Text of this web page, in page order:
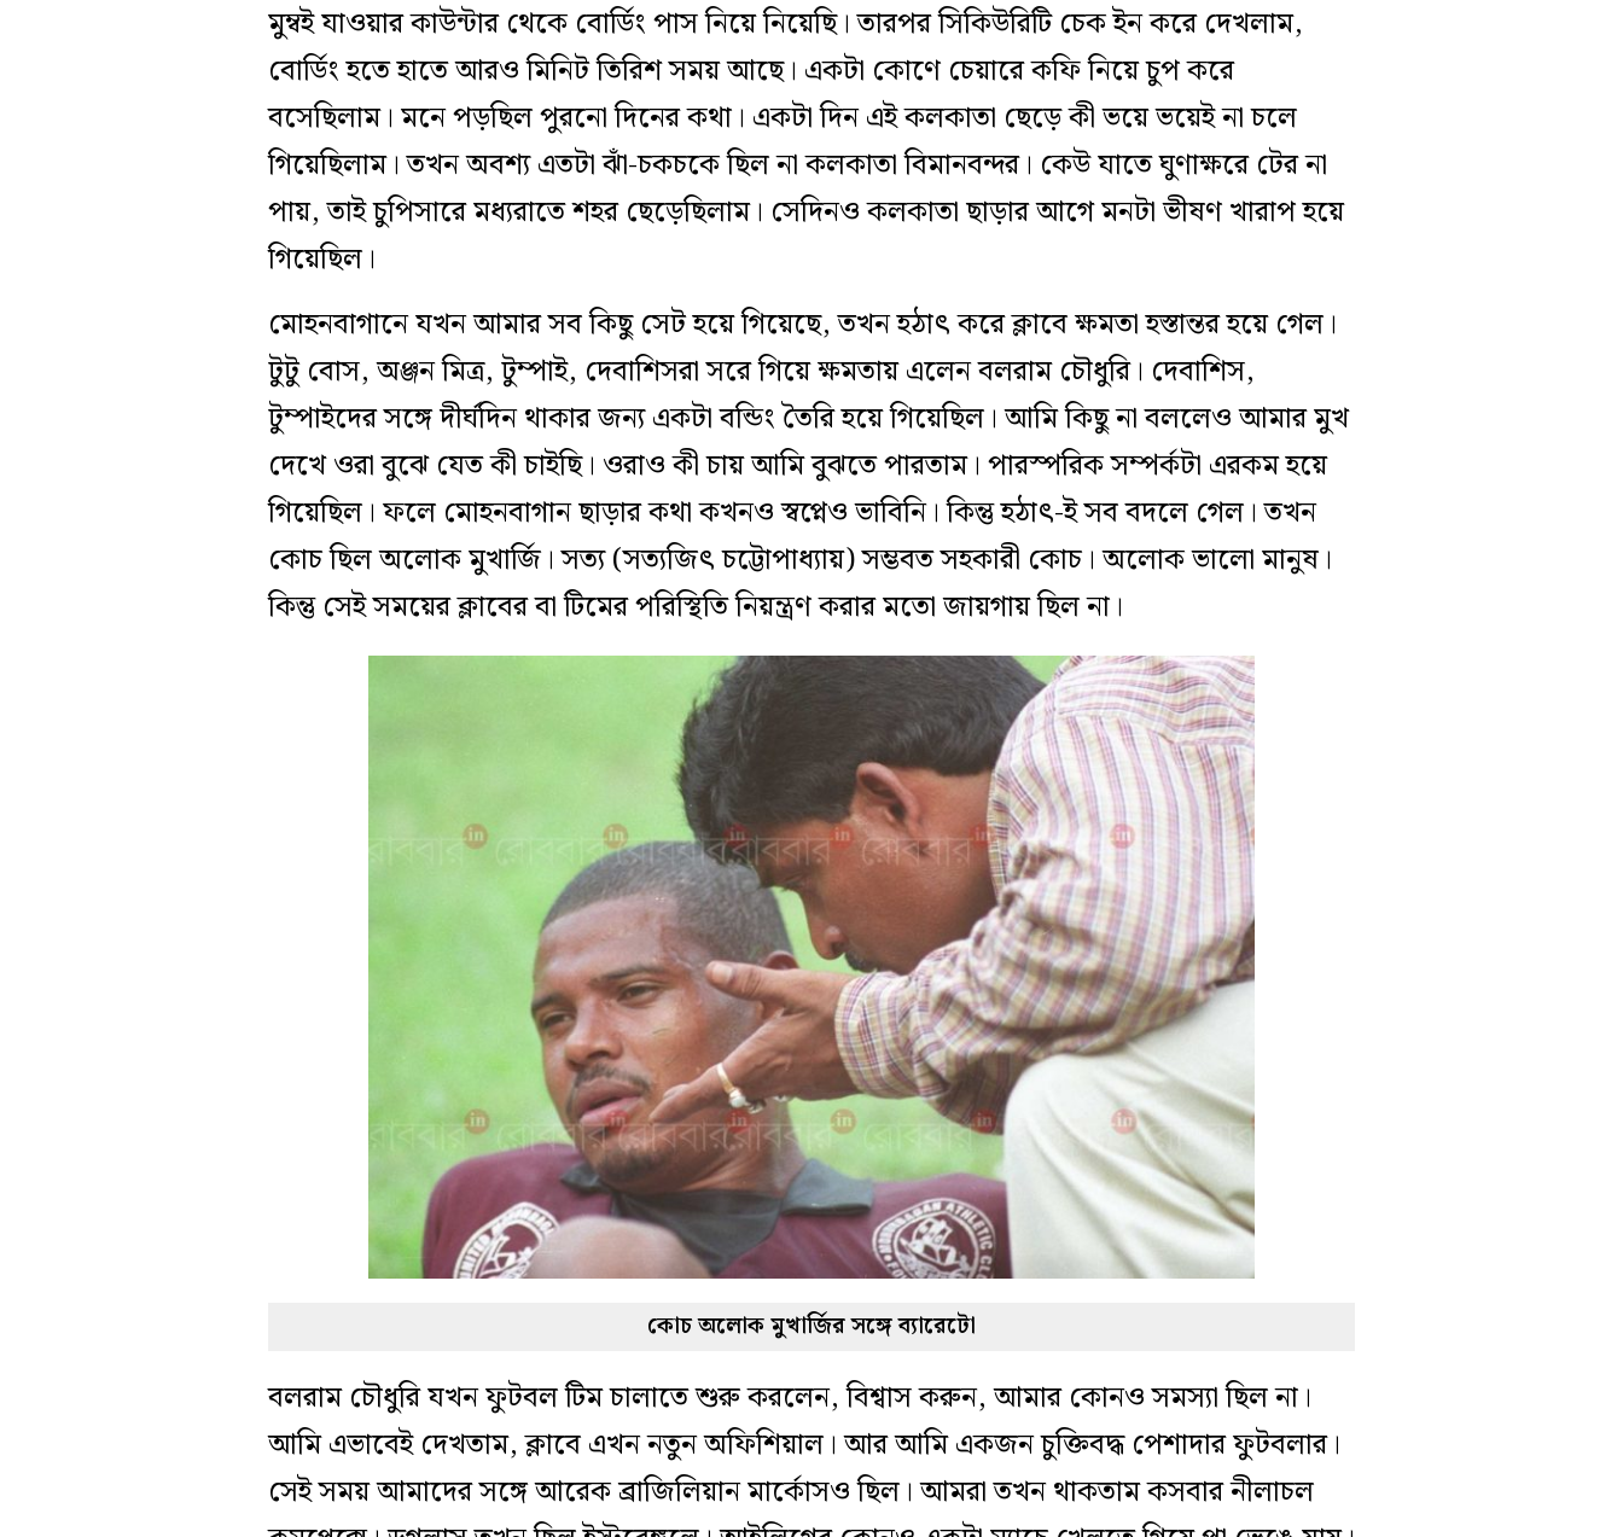
মুম্বই যাওয়ার কাউন্টার থেকে বোর্ডিং পাস নিয়ে নিয়েছি। তারপর সিকিউরিটি চেক ইন করে দেখলাম,
বোর্ডিং হতে হাতে আরও মিনিট তিরিশ সময় আছে। একটা কোণে চেয়ারে কফি নিয়ে চুপ করে
বসেছিলাম। মনে পড়ছিল পুরনো দিনের কথা। একটা দিন এই কলকাতা ছেড়ে কী ভয়ে ভয়েই না চলে
গিয়েছিলাম। তখন অবশ্য এতটা ঝাঁ-চকচকে ছিল না কলকাতা বিমানবন্দর। কেউ যাতে ঘুণাক্ষরে টের না
পায়, তাই চুপিসারে মধ্যরাতে শহর ছেড়েছিলাম। সেদিনও কলকাতা ছাড়ার আগে মনটা ভীষণ খারাপ হয়ে
গিয়েছিল।
মোহনবাগানে যখন আমার সব কিছু সেট হয়ে গিয়েছে, তখন হঠাৎ করে ক্লাবে ক্ষমতা হস্তান্তর হয়ে গেল।
টুটু বোস, অঞ্জন মিত্র, টুম্পাই, দেবাশিসরা সরে গিয়ে ক্ষমতায় এলেন বলরাম চৌধুরি। দেবাশিস,
টুম্পাইদের সঙ্গে দীর্ঘদিন থাকার জন্য একটা বন্ডিং তৈরি হয়ে গিয়েছিল। আমি কিছু না বললেও আমার মুখ
দেখে ওরা বুঝে যেত কী চাইছি। ওরাও কী চায় আমি বুঝতে পারতাম। পারস্পরিক সম্পর্কটা এরকম হয়ে
গিয়েছিল। ফলে মোহনবাগান ছাড়ার কথা কখনও স্বপ্নেও ভাবিনি। কিন্তু হঠাৎ-ই সব বদলে গেল। তখন
কোচ ছিল অলোক মুখার্জি। সত্য (সত্যজিৎ চট্টোপাধ্যায়) সম্ভবত সহকারী কোচ। অলোক ভালো মানুষ।
কিন্তু সেই সময়ের ক্লাবের বা টিমের পরিস্থিতি নিয়ন্ত্রণ করার মতো জায়গায় ছিল না।
কোচ অলোক মুখার্জির সঙ্গে ব্যারেটো
বলরাম চৌধুরি যখন ফুটবল টিম চালাতে শুরু করলেন, বিশ্বাস করুন, আমার কোনও সমস্যা ছিল না।
আমি এভাবেই দেখতাম, ক্লাবে এখন নতুন অফিশিয়াল। আর আমি একজন চুক্তিবদ্ধ পেশাদার ফুটবলার।
সেই সময় আমাদের সঙ্গে আরেক ব্রাজিলিয়ান মার্কোসও ছিল। আমরা তখন থাকতাম কসবার নীলাচল